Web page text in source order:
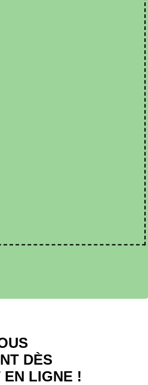
DÈS
EN LIGNE !